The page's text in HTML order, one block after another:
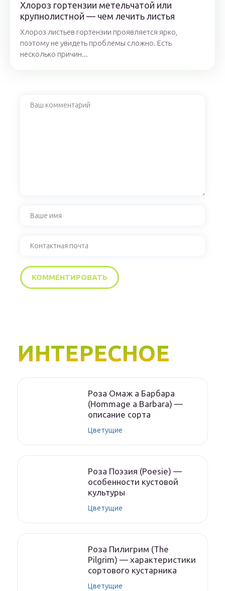
Хлороз гортензии метельчатой или
крупнолистной — чем лечить листья
Хлороз листьев гортензии проявляется ярко,
поэтому не увидеть проблемы сложно. Есть
несколько причин...
ИНТЕРЕСНОЕ
Роза Омаж а Барбара
(Hommage a Barbara) —
описание сорта
Цветущие
Роза Поэзия (Poesie) —
особенности кустовой
культуры
Цветущие
Роза Пилигрим (The
Pilgrim) — характеристики
сортового кустарника
Цветущие